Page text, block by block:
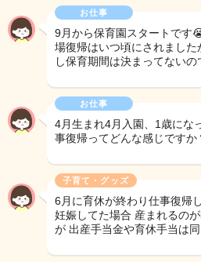
お仕事
9月から保育園スタートです
場復帰はいつ頃にされまし
し保育期間は決まってないの
お仕事
4月生まれ4月入園、1歳にな
事復帰ってどんな感じですか
子育て・グッズ
6月に育休が終わり仕事復帰
妊娠してた場合 産まれるの
が 出産手当金や育休手当は